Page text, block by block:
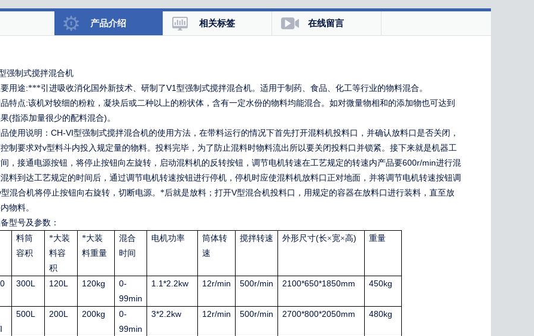
产品介绍 相关标签 在线留言
强制式搅拌混合机
用途:***引进吸收消化国外新技术、研制了V1 型强制式搅拌混合机。适用于制药、食品、化工等行业的物料混合。
特点:该机对较细的粉粒，凝块后或二种以上的粉状体，含有一定水份的物料均能混合。如对微量物相和的添加物也可达到
(指添加量很少的配料混合)。
使用说明： CH-VI型强制式搅拌混合机的使用方法，在带料运行的情况下首先打开混料机投料口，并确认放料口是否关闭，
制要求对v型料斗内投入规定量的物料。投料完毕，为了防止混料时物料流出所以要关闭投料口并锁紧。接下来就是机器工
，接通电源按钮，将停止按钮向左旋转，启动混料机的反转按钮，调节电机转速在工艺规定的转速内产品要600r/min进行混
料到达工艺规定的时间后，通过调节电机转速按钮进行停机，停机时应使混料机放料口正对地面，并将调节电机转速按钮调
型混合机将停止按钮向右旋转，切断电源。*后就是放料；打开V型混合机投料口，用规定的容器在放料口进行装料，直至放
物料。
型号及参数：
料筒
容积
*大装
料容
积
*大装
料重量
混合
时间
电机功率
筒体转
速
搅拌转速 外形尺寸(长×宽×高) 重量
300L 120L 120kg
0-
99min
1.1*2.2kw 12r/min 500r/min 2100*650*1850mm 450kg
500L 200L 200kg
0-
99min
3*2.2kw 12r/min 500r/min 2700*800*2050mm 480kg